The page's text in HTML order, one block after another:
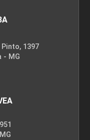
1397
- MG